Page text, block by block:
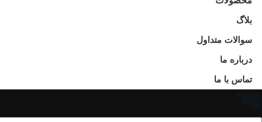
بلاگ
سوالات متداول
درباره ما
تماس با ما